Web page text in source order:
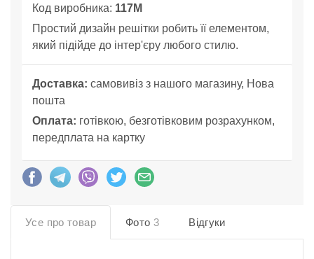
Код виробника: 117M
Простий дизайн решітки робить її елементом,
який підійде до інтер'єру любого стилю.
Доставка: самовивіз з нашого магазину, Нова
пошта
Оплата: готівкою, безготівковим розрахунком,
передплата на картку
Усе про товар Фото 3 Відгуки